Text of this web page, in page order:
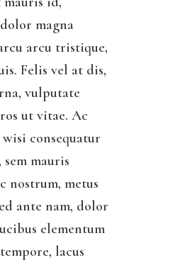
magna
arcu tristique,
Felis vel at dis,
vulputate
ut vitae. Ac
consequatur
mauris
nostrum, metus
ante nam, dolor
elementum
lacus